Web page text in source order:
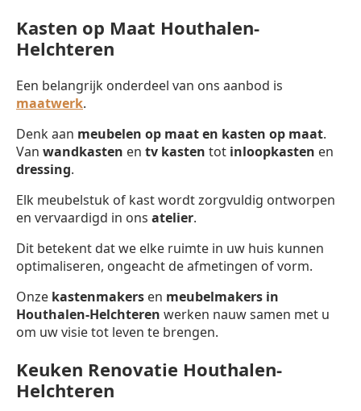
Kasten op Maat Houthalen-
Helchteren
Een belangrijk onderdeel van ons aanbod is
maatwerk.
Denk aan meubelen op maat en kasten op maat.
Van wandkasten en tv kasten tot inloopkasten en
dressing.
Elk meubelstuk of kast wordt zorgvuldig ontworpen
en vervaardigd in ons atelier.
Dit betekent dat we elke ruimte in uw huis kunnen
optimaliseren, ongeacht de afmetingen of vorm.
Onze kastenmakers en meubelmakers in
Houthalen-Helchteren werken nauw samen met u
om uw visie tot leven te brengen.
Keuken Renovatie Houthalen-
Helchteren